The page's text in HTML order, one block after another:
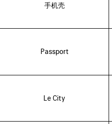
手机壳
Passport
Le City